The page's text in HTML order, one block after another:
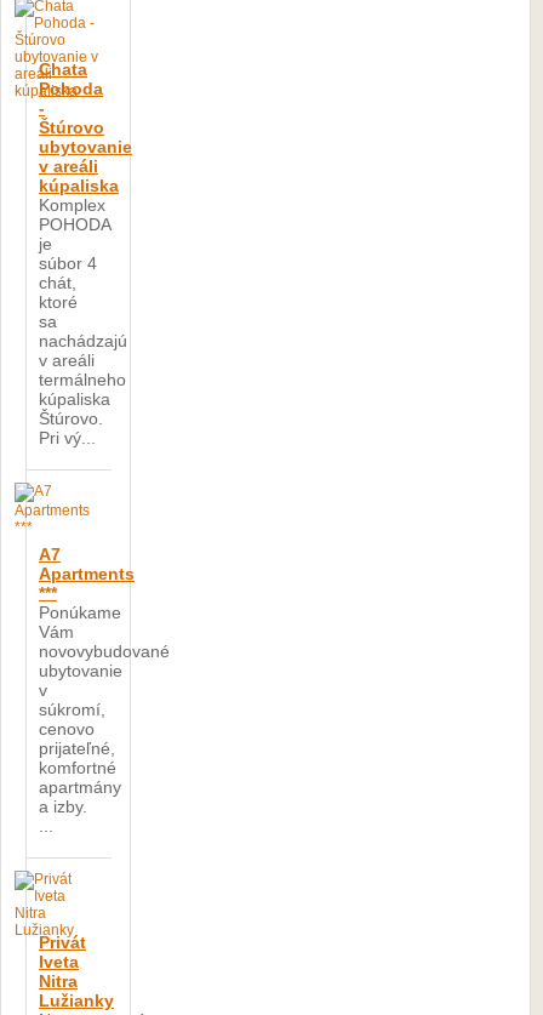
Chata
Pohoda
-
Štúrovo
ubytovanie
v areáli
kúpaliska
Komplex
POHODA
je
súbor 4
chát,
ktoré
sa
nachádzajú
v areáli
termálneho
kúpaliska
Štúrovo.
Pri vý...
A7
Apartments
***
Ponúkame
Vám
novovybudované
ubytovanie
v
súkromí,
cenovo
prijateľné,
komfortné
apartmány
a izby.
Privát
Iveta
Nitra
Lužianky